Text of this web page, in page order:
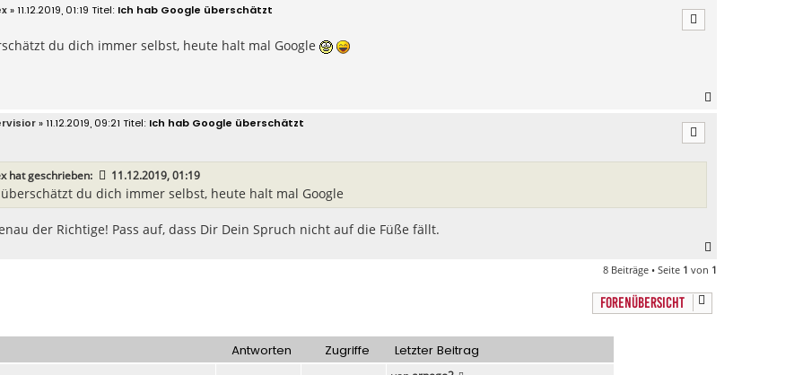
» 11.12.2019, 01:19 Ich hab Google überschätzt
du dich immer selbst, heute halt mal Google
» 11.12.2019, 09:21 Ich hab Google überschätzt
hat geschrieben: 11.12.2019, 01:19
du dich immer selbst, heute halt mal Google
der Richtige! Pass auf, dass Dir Dein Spruch nicht auf die Füße fällt.
8 Beiträge • Seite 1 von 1
FORENÜBERSICHT
Antworten Zugriffe Letzter Beitrag